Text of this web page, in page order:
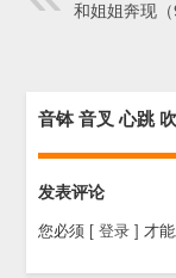
和姐姐奔现（
音钵 音叉 心跳
发表评论
您必须 [ 登录 ] 才